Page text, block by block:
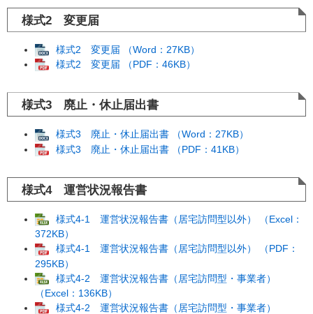
様式2 変更届
様式2 変更届 （Word：27KB）
様式2 変更届 （PDF：46KB）
様式3 廃止・休止届出書
様式3 廃止・休止届出書 （Word：27KB）
様式3 廃止・休止届出書 （PDF：41KB）
様式4 運営状況報告書
様式4-1 運営状況報告書（居宅訪問型以外） （Excel：
372KB）
様式4-1 運営状況報告書（居宅訪問型以外） （PDF：
295KB）
様式4-2 運営状況報告書（居宅訪問型・事業者）
（Excel：136KB）
様式4-2 運営状況報告書（居宅訪問型・事業者）